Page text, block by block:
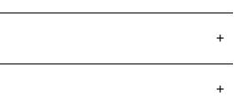
+
+